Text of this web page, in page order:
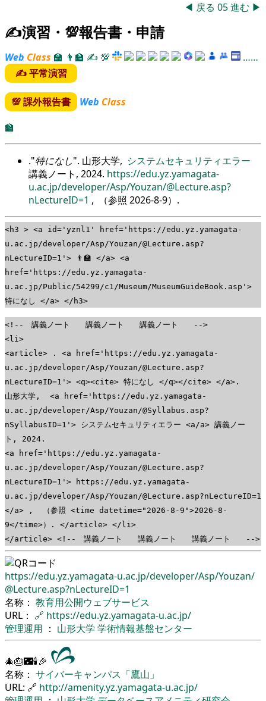
◀ 戻る 05進む ▶
✍演習・💯報告書・申請
Web Class 🏫 👨‍🏫 ✍ 💯
……
✍ 平常演習
💯 課外報告書 Web Class
🏫
. 特になし . 山形大学, システムセキュリティエラー
講義ノート, 2024. https://edu.yz.yamagata-
u.ac.jp/developer/Asp/Youzan/@Lecture.asp?
nLectureID=1 , （参照 2026-8-9）.
<h3 > <a id='yznl1' href='https://edu.yz.yamagata-
u.ac.jp/developer/Asp/Youzan/@Lecture.asp?
nLectureID=1'> 👨‍🏫 </a> <a
href='https://edu.yz.yamagata-
u.ac.jp/Public/54299/c1/Museum/MuseumGuideBook.asp'>
特になし </a> </h3>
<!-- 講義ノート 講義ノート 講義ノート -->
<li>
<article> . <a href='https://edu.yz.yamagata-
u.ac.jp/developer/Asp/Youzan/@Lecture.asp?
nLectureID=1'> <q><cite> 特になし </q></cite> </a>.
山形大学, <a href='https://edu.yz.yamagata-
u.ac.jp/developer/Asp/Youzan/@Syllabus.asp?
nSyllabusID=1'> システムセキュリティエラー <a/a> 講義ノー
ト, 2024.
<a href='https://edu.yz.yamagata-
u.ac.jp/developer/Asp/Youzan/@Lecture.asp?
nLectureID=1'> https://edu.yz.yamagata-
u.ac.jp/developer/Asp/Youzan/@Lecture.asp?nLectureID=1
</a> , （参照 <time datetime="2026-8-9">2026-8-
9</time>）. </article> </li>
</article> <!-- 講義ノート 講義ノート 講義ノート -->
https://edu.yz.yamagata-u.ac.jp/developer/Asp/Youzan/
@Lecture.asp?nLectureID=1
名称： 教育用公開ウェブサービス
URL： 🔗 https://edu.yz.yamagata-u.ac.jp/
管理運用 ： 山形大学 学術情報基盤センター
🎄🎂🌃🕯🎉
名称： サイバーキャンパス「鷹山」
URL: 🔗 http://amenity.yz.yamagata-u.ac.jp/